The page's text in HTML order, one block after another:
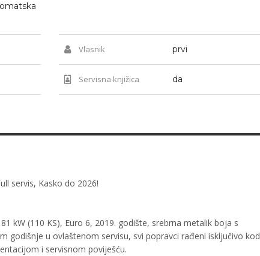
Vlasnik prvi
Servisna knjižica da
servis, Kasko do 2026!
kW (110 KS), Euro 6, 2019. godište, srebrna metalik boja s
godišnje u ovlaštenom servisu, svi popravci rađeni isključivo kod
i servisnom poviješću.